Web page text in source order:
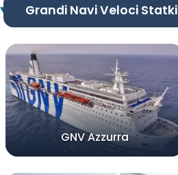
Grandi Navi Veloci Statki
GNV Azzurra